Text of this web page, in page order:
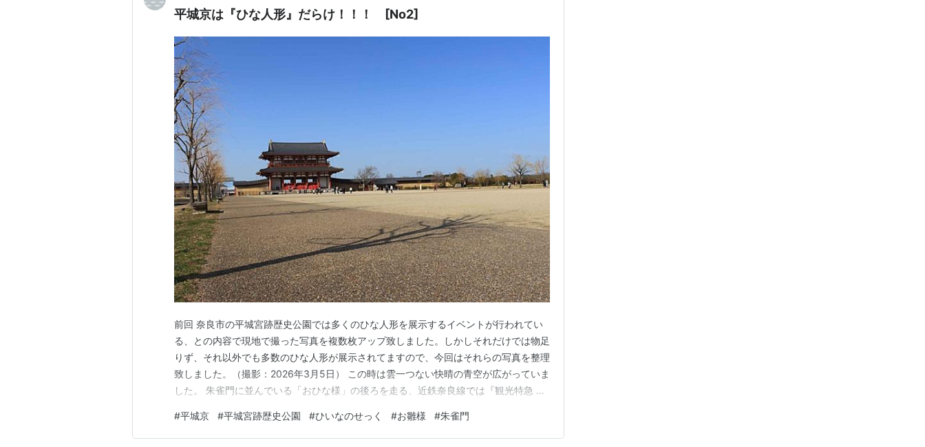
平城京は『ひな人形』だらけ！！！ [No2]
前回 奈良市の平城宮跡歴史公園では多くのひな人形を展示するイベントが行われてい
る、との内容で現地で撮った写真を複数枚アップ致しました。しかしそれだけでは物足
りず、それ以外でも多数のひな人形が展示されてますので、今回はそれらの写真を整理
致しました。（撮影：2026年3月5日） この時は雲一つない快晴の青空が広がっていま
した。 朱雀門に並んでいる「おひな様」の後ろを走る、近鉄奈良線では『観光特急 あ
を見て、「私も一度乗ってみたい！！」と思ってるのかなぁ。（それは無いか・・・）
これ以外でも、お土産品売り場の商品棚でも単品…
#平城京 #平城宮跡歴史公園 #ひいなのせっく #お雛様 #朱雀門